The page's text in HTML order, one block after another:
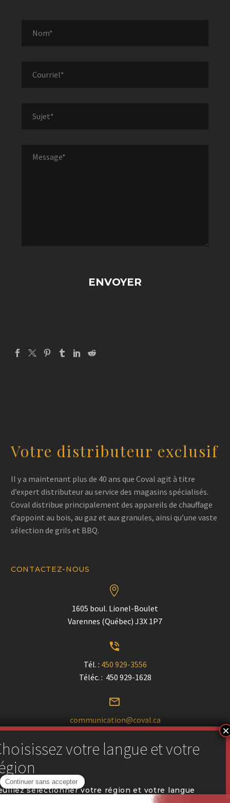
Votre distributeur exclusif
Il y a maintenant plus de 40 ans que Coval agit à titre
d’expert distributeur au service des magasins spécialisés.
Coval distribue principalement des appareils de chauffage
d’appoint au bois, au gaz et aux granules, ainsi qu’une vaste
sélection de grils et BBQ.
CONTACTEZ-NOUS


1605 boul. Lionel-Boulet
Varennes (Québec) J3X 1P7


Tél. : 450 929-3556
Téléc. : 450 929-1628


communication@coval.ca
Trouver un détaillant près de chez vous
sélectionner votre région et votre langue
pour naviguer sur notre site web.